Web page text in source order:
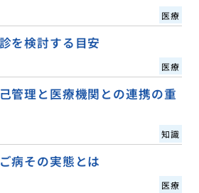
医療
を検討する目安
医療
管理と医療機関との連携の重
知識
病その実態とは
医療